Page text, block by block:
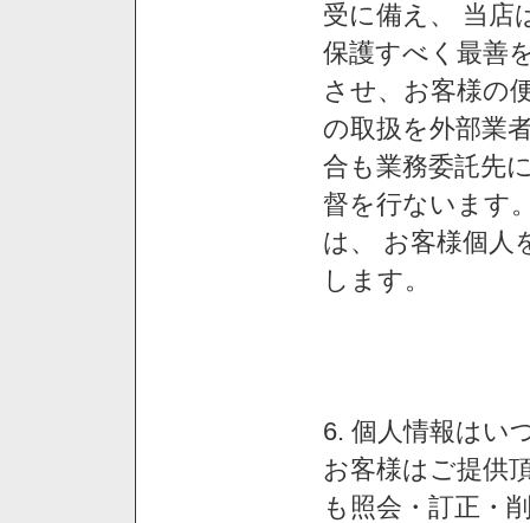
受に備え、 当店
保護すべく最善
させ、お客様の
の取扱を外部業
合も業務委託先
督を行ないます
は、 お客様個人
します。
6. 個人情報はい
お客様はご提供
も照会・訂正・